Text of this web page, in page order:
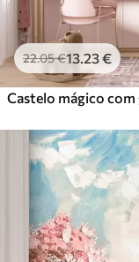
22.05€13 .23€